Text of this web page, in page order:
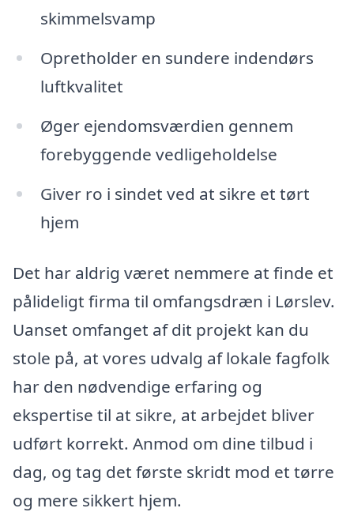
skimmelsvamp
Opretholder en sundere indendørs
luftkvalitet
Øger ejendomsværdien gennem
forebyggende vedligeholdelse
Giver ro i sindet ved at sikre et tørt
hjem
Det har aldrig været nemmere at finde et
pålideligt firma til omfangsdræn i Lørslev.
Uanset omfanget af dit projekt kan du
stole på, at vores udvalg af lokale fagfolk
har den nødvendige erfaring og
ekspertise til at sikre, at arbejdet bliver
udført korrekt. Anmod om dine tilbud i
dag, og tag det første skridt mod et tørre
og mere sikkert hjem.